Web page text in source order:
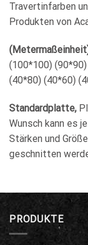
Travertinfarben
Produkten von
(100*100)
(40*80) (40*60)
Standardplatte,
Wunsch kann es
Stärken und
geschnitten
PRODUKTE